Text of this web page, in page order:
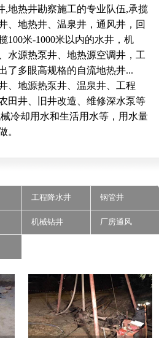
,地热井勘察施工的专业队伍,承揽
、地热井、温泉井，通风井，回
100米-1000米以内的水井，机
水源热泵井、地热源空调井，工
了多眼高规格的自流地热井...
地源热泵井、温泉井、工程
田井、旧井改造、维修深水泵等
冷却用水和生活用水等，用水量
。
工程降水井 钢管井
机械钻井 厂房通风